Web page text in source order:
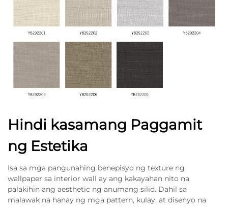
Hindi kasamang Paggamit
ng Estetika
Isa sa mga pangunahing benepisyo ng texture ng
wallpaper sa interior wall ay ang kakayahan nito na
palakihin ang aesthetic ng anumang silid. Dahil sa
malawak na hanay ng mga pattern, kulay, at disenyo na